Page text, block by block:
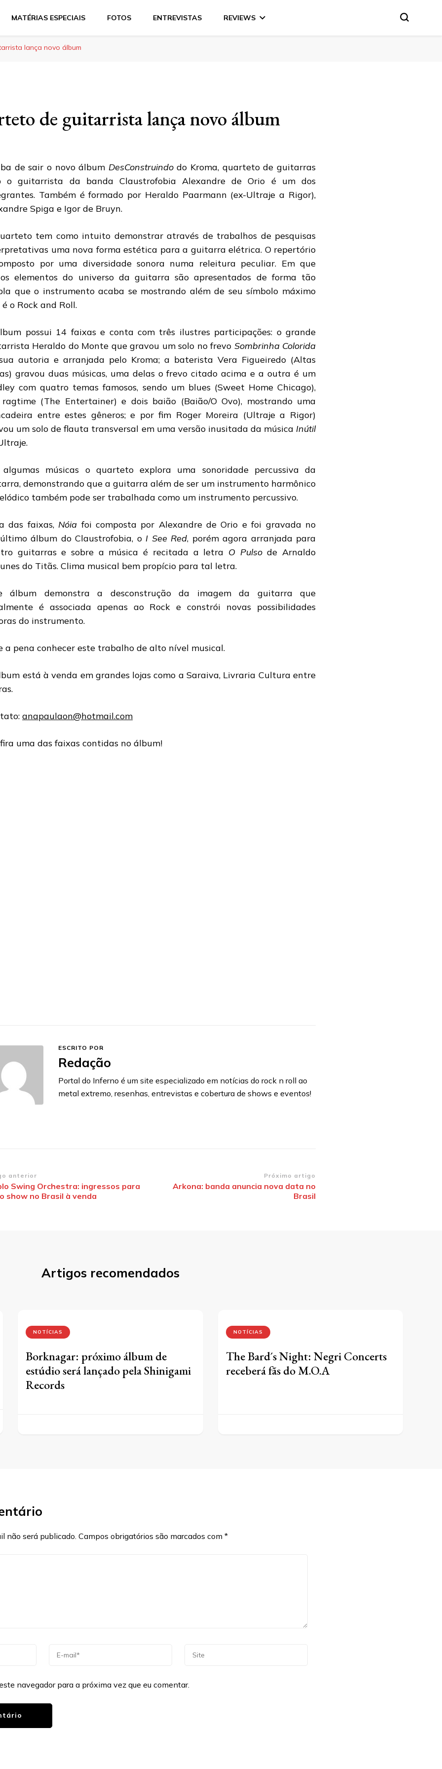
MATÉRIAS ESPECIAIS FOTOS ENTREVISTAS REVIEWS
lança novo álbum
de guitarrista lança novo álbum
de sair o novo álbum DesConstruindodo Kroma, quarteto de guitarras
o guitarrista da banda Claustrofobia Alexandre de Orio é um dos
Também é formado por Heraldo Paarmann (ex-Ultraje a Rigor),
Spiga e Igor de Bruyn.
tem como intuito demonstrar através de trabalhos de pesquisas
uma nova forma estética para a guitarra elétrica. O repertório
por uma diversidade sonora numa releitura peculiar. Em que
elementos do universo da guitarra são apresentados de forma tão
que o instrumento acaba se mostrando além de seu símbolo máximo
o Rock and Roll.
possui 14 faixas e conta com três ilustres participações: o grande
Heraldo do Monte que gravou um solo no frevo Sombrinha Colorida
autoria e arranjada pelo Kroma; a baterista Vera Figueiredo (Altas
gravou duas músicas, uma delas o frevo citado acima e a outra é um
com quatro temas famosos, sendo um blues (Sweet Home Chicago),
(The Entertainer) e dois baião (Baião/O Ovo), mostrando uma
entre estes gêneros; e por fim Roger Moreira (Ultraje a Rigor)
um solo de flauta transversal em uma versão inusitada da música Inútil
algumas músicas o quarteto explora uma sonoridade percussiva da
demonstrando que a guitarra além de ser um instrumento harmônico
também pode ser trabalhada como um instrumento percussivo.
das faixas, Nóiafoi composta por Alexandre de Orio e foi gravada no
álbum do Claustrofobia, o I See Red, porém agora arranjada para
guitarras e sobre a música é recitada a letra O Pulsode Arnaldo
do Titãs. Clima musical bem propício para tal letra.
álbum demonstra a desconstrução da imagem da guitarra que
é associada apenas ao Rock e constrói novas possibilidades
do instrumento.
a pena conhecer este trabalho de alto nível musical.
está à venda em grandes lojas como a Saraiva, Livraria Cultura entre
anapaulaon@hotmail.com
uma das faixas contidas no álbum!
ESCRITO POR
Redação
Portal do Inferno é um site especializado em notícias do rock n roll ao
metal extremo, resenhas, entrevistas e cobertura de shows e eventos!
anterior
Swing Orchestra: ingressos para
show no Brasil à venda
Próximo artigo
Arkona: banda anuncia nova data no
Brasil
Artigos recomendados
NOTÍCIAS
Borknagar: próximo álbum de
estúdio será lançado pela Shinigami
Records
NOTÍCIAS
The Bard´s Night: Negri Concerts
receberá fãs do M.O.A
não será publicado. Campos obrigatórios são marcados com *
navegador para a próxima vez que eu comentar.